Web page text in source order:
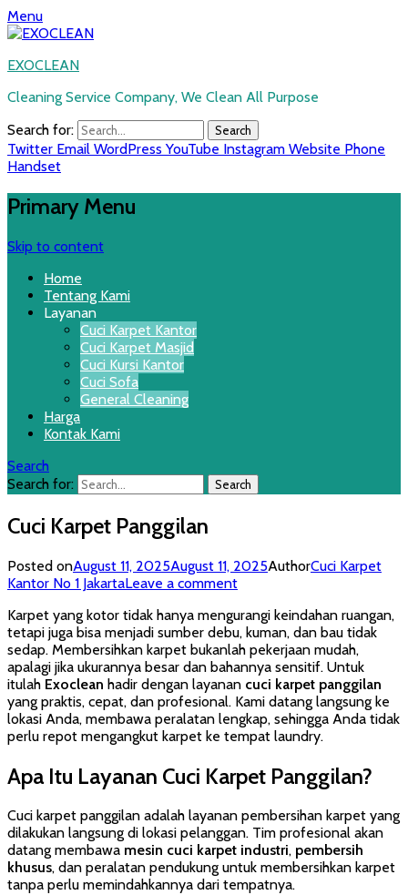
Menu
EXOCLEAN
Cleaning Service Company, We Clean All Purpose
Search for:
Twitter Email WordPress YouTube Instagram Website Phone
Handset
Primary Menu
Skip to content
Home
Tentang Kami
Layanan
Cuci Karpet Kantor
Cuci Karpet Masjid
Cuci Kursi Kantor
Cuci Sofa
General Cleaning
Harga
Kontak Kami
Search
Search for:
Cuci Karpet Panggilan
Posted onAugust 11, 2025August 11, 2025AuthorCuci Karpet
Kantor No 1 JakartaLeave a comment
Karpet yang kotor tidak hanya mengurangi keindahan ruangan,
tetapi juga bisa menjadi sumber debu, kuman, dan bau tidak
sedap. Membersihkan karpet bukanlah pekerjaan mudah,
apalagi jika ukurannya besar dan bahannya sensitif. Untuk
itulah Exoclean hadir dengan layanan cuci karpet panggilan
yang praktis, cepat, dan profesional. Kami datang langsung ke
lokasi Anda, membawa peralatan lengkap, sehingga Anda tidak
perlu repot mengangkut karpet ke tempat laundry.
Apa Itu Layanan Cuci Karpet Panggilan?
Cuci karpet panggilan adalah layanan pembersihan karpet yang
dilakukan langsung di lokasi pelanggan. Tim profesional akan
datang membawa mesin cuci karpet industri, pembersih
khusus, dan peralatan pendukung untuk membersihkan karpet
tanpa perlu memindahkannya dari tempatnya.